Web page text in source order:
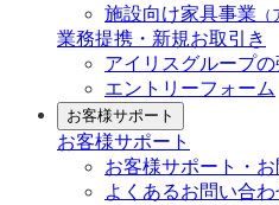
施設向け家具事業
業務提携・新規お取引き
アイリスグループの
エントリーフォーム
お客様サポート
お客様サポート
お客様サポート・
よくあるお問い合わ